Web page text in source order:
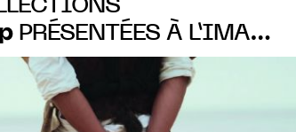
PRÉSENTÉES À L’IMA
DANS L’EXPOSITION
DU 17.09.2022